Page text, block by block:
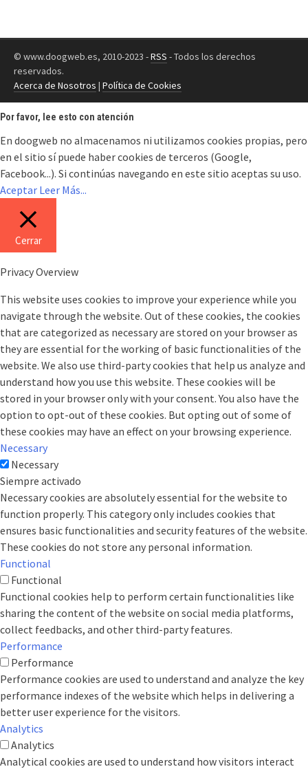
© www.doogweb.es, 2010-2023 -RSS - Todos los derechos
reservados.
Acerca de Nosotros | Política de Cookies
Por favor, lee esto con atención
En doogweb no almacenamos ni utilizamos cookies propias, pero
en el sitio sí puede haber cookies de terceros (Google,
Facebook...). Si continúas navegando en este sitio aceptas su uso.
Aceptar Leer Más...
Cerrar
Privacy Overview
This website uses cookies to improve your experience while you
navigate through the website. Out of these cookies, the cookies
that are categorized as necessary are stored on your browser as
they are essential for the working of basic functionalities of the
website. We also use third-party cookies that help us analyze and
understand how you use this website. These cookies will be
stored in your browser only with your consent. You also have the
option to opt-out of these cookies. But opting out of some of
these cookies may have an effect on your browsing experience.
Necessary
Necessary
Siempre activado
Necessary cookies are absolutely essential for the website to
function properly. This category only includes cookies that
ensures basic functionalities and security features of the website.
These cookies do not store any personal information.
Functional
Functional
Functional cookies help to perform certain functionalities like
sharing the content of the website on social media platforms,
collect feedbacks, and other third-party features.
Performance
Performance
Performance cookies are used to understand and analyze the key
performance indexes of the website which helps in delivering a
better user experience for the visitors.
Analytics
Analytics
Analytical cookies are used to understand how visitors interact